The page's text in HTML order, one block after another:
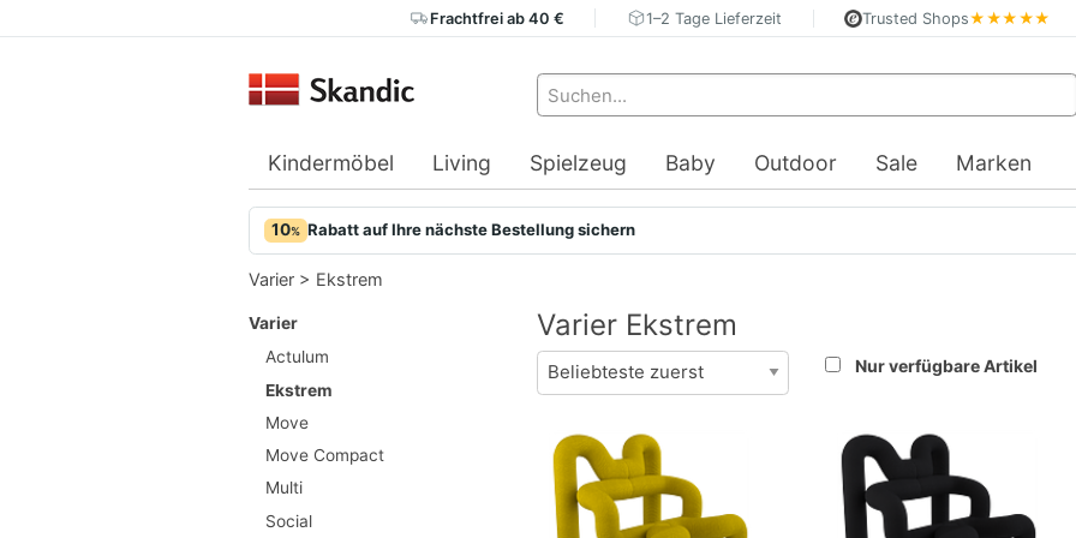
Frachtfrei ab 40 € 1–2 Tage Lieferzeit Trusted Shops★★★★★
Kindermöbel Living Spielzeug Baby Outdoor Sale Marken
10% Rabatt auf Ihre nächste Bestellung sichern
Varier > Ekstrem
Varier
Actulum
Ekstrem
Move
Move Compact
Multi
Social
Varier Ekstrem
Nur verfügbare Artikel